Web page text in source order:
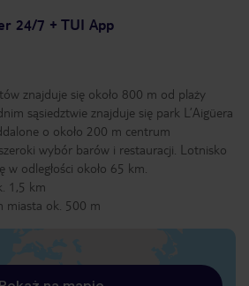
24/7 + TUI App
znajduje się około 800 m od plaży
sąsiedztwie znajduje się park L’Aigüera
o około 200 m centrum
wybór barów i restauracji. Lotnisko
odległości około 65 km.
1,5 km
miasta ok. 500 m